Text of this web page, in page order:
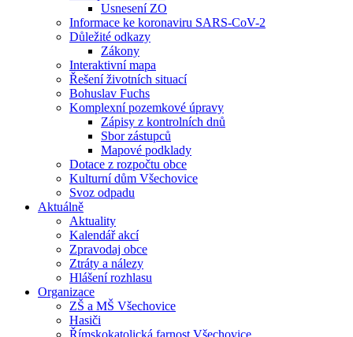
Usnesení ZO
Informace ke koronaviru SARS-CoV-2
Důležité odkazy
Zákony
Interaktivní mapa
Řešení životních situací
Bohuslav Fuchs
Komplexní pozemkové úpravy
Zápisy z kontrolních dnů
Sbor zástupců
Mapové podklady
Dotace z rozpočtu obce
Kulturní dům Všechovice
Svoz odpadu
Aktuálně
Aktuality
Kalendář akcí
Zpravodaj obce
Ztráty a nálezy
Hlášení rozhlasu
Organizace
ZŠ a MŠ Všechovice
Hasiči
Římskokatolická farnost Všechovice